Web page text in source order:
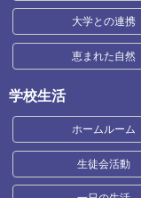
大学との連携
恵まれた自然
学校生活
ホームルーム
生徒会活動